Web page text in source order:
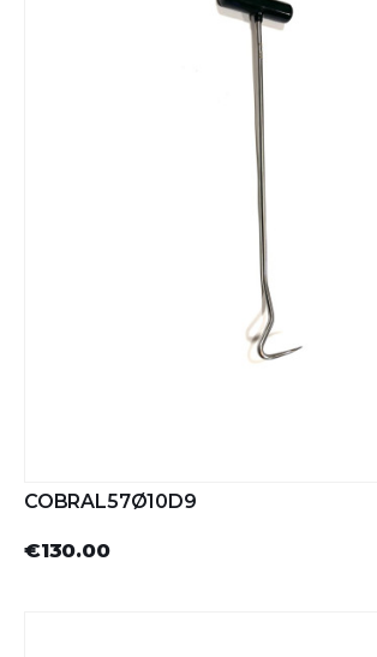
COBRAL57Ø10D9
€130.00